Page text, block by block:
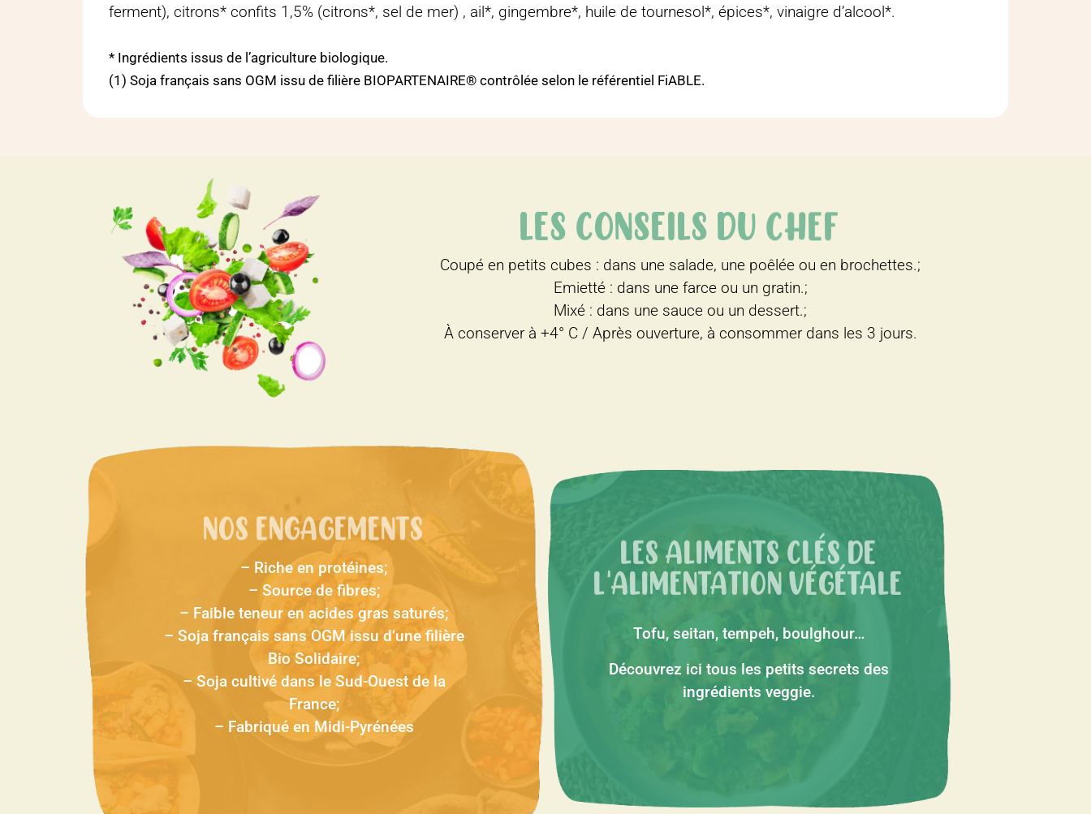
ferment), citrons* confits 1,5% (citrons*, sel de mer) , ail*, gingembre*, huile de tournesol*, épices*, vinaigre d’alcool*.
* Ingrédients issus de l’agriculture biologique.
(1) Soja français sans OGM issu de filière BIOPARTENAIRE® contrôlée selon le référentiel FiABLE.
LES CONSEILS DU CHEF
Coupé en petits cubes : dans une salade, une poêlée ou en brochettes.;
Emietté : dans une farce ou un gratin.;
Mixé : dans une sauce ou un dessert.;
À conserver à +4° C / Après ouverture, à consommer dans les 3 jours.
NOS ENGAGEMENTS
– Riche en protéines;
– Source de fibres;
– Faible teneur en acides gras saturés;
– Soja français sans OGM issu d’une filière
Bio Solidaire;
– Soja cultivé dans le Sud-Ouest de la
France;
– Fabriqué en Midi-Pyrénées
LES ALIMENTS CLÉS DE
L'ALIMENTATION VÉGÉTALE
Tofu, seitan, tempeh, boulghour…
Découvrez ici tous les petits secrets des
ingrédients veggie.